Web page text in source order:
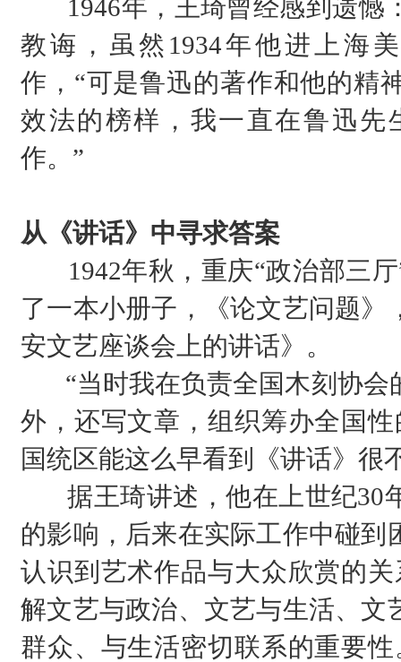
1946年，王琦曾经感到遗憾
教诲，虽然1934年他进上海
作，“可是鲁迅的著作和他的精
效法的榜样，我一直在鲁迅先
作。”
从《讲话》中寻求答案
1942年秋，重庆“政治部三
了一本小册子，《论文艺问题
安文艺座谈会上的讲话》。
“当时我在负责全国木刻协会
外，还写文章，组织筹办全国
国统区能这么早看到《讲话》很
据王琦讲述，他在上世纪30
的影响，后来在实际工作中碰
认识到艺术作品与大众欣赏的
解文艺与政治、文艺与生活、文
群众、与生活密切联系的重要